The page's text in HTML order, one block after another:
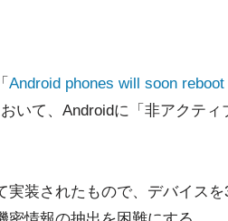
Android phones will soon
いて、Androidに「非アクテ
実装されたもので、デバイス